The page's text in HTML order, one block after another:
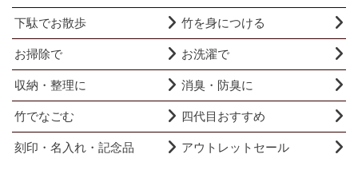
下駄でお散歩 竹を身につける
お掃除で お洗濯で
収納・整理に 消臭・防臭に
竹でなごむ 四代目おすすめ
刻印・名入れ・記念品 アウトレットセール